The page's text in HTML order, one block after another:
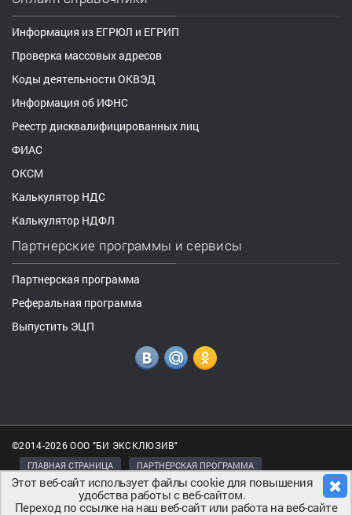
Информация из ЕГРЮЛ и ЕГРИП
Проверка массовых адресов
Коды деятельности ОКВЭД
Информация об ИФНС
Реестр дисквалифицированных лиц
ФИАС
ОКСМ
Калькулятор НДС
Калькулятор НДФЛ
Партнерские программы и сервисы
Партнерская программа
Реферальная программа
Выпустить ЭЦП
©2014-2026 ООО "БИ ЭКСКЛЮЗИВ"
ГЛАВНАЯ СТРАНИЦА ПАРТНЕРСКАЯ ПРОГРАММА
ПОЛИТИКА КОНФИДЕНЦИАЛЬНОСТИ
Этот веб-сайт использует файлы cookie для повышения
удобства работы с веб-сайтом.
Переход по ссылке на наш веб-сайт или работа на веб-сайте